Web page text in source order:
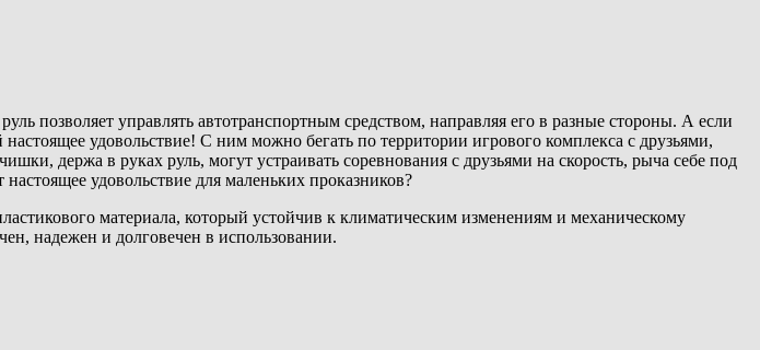
позволяет управлять автотранспортным средством, направляя его в разные стороны. А если
удовольствие! С ним можно бегать по территории игрового комплекса с друзьями,
держа в руках руль, могут устраивать соревнования с друзьями на скорость, рыча себе под
удовольствие для маленьких проказников?
материала, который устойчив к климатическим изменениям и механическому
надежен и долговечен в использовании.